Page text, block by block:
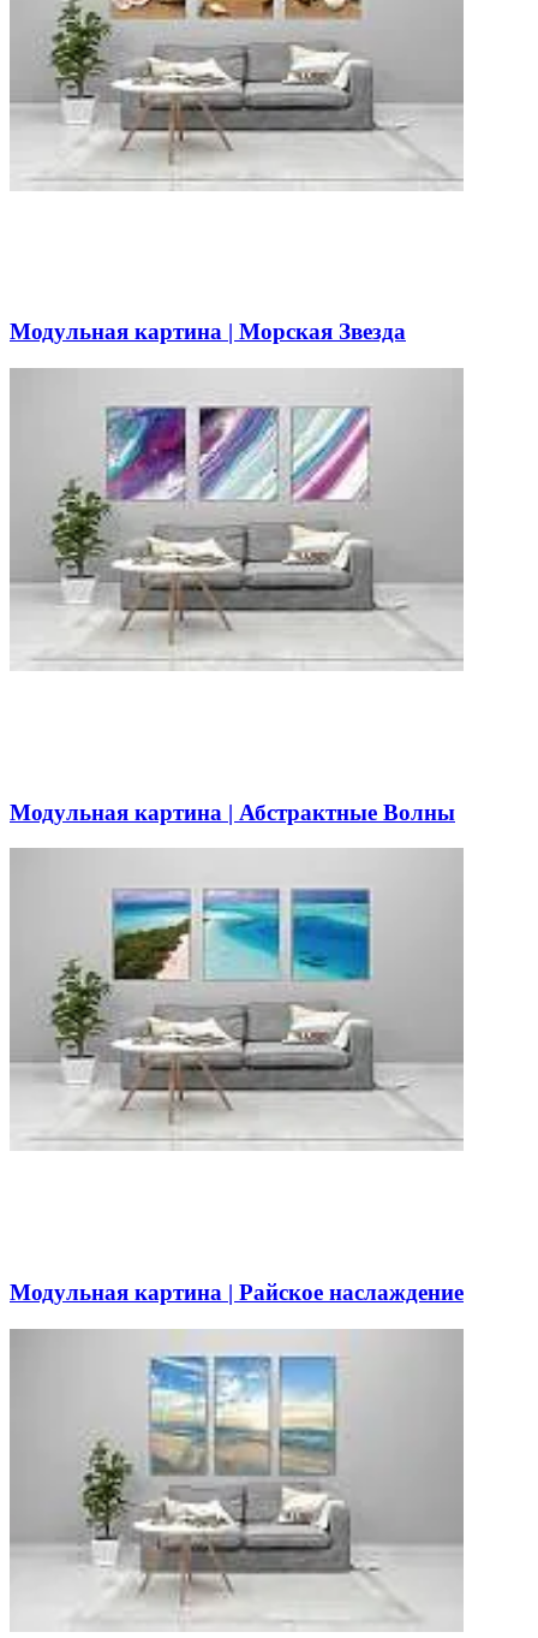
Модульная картина | Морская Звезда
Модульная картина | Абстрактные Волны
Модульная картина | Райское наслаждение